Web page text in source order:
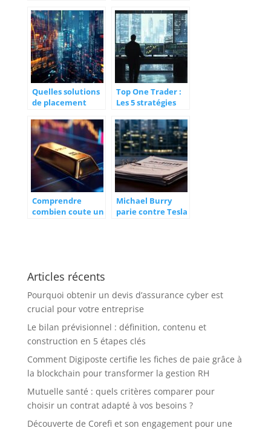
prendre ?
décentralisée : un
guide pour
débutants
Quelles solutions
de placement
?
Top One Trader :
Les 5 stratégies
traders d’élite
Comprendre
combien coute un
Michael Burry
parie contre Tesla
Articles récents
Pourquoi obtenir un devis d’assurance cyber est
crucial pour votre entreprise
Le bilan prévisionnel : définition, contenu et
construction en 5 étapes clés
Comment Digiposte certifie les fiches de paie grâce à
la blockchain pour transformer la gestion RH
Mutuelle santé : quels critères comparer pour
choisir un contrat adapté à vos besoins ?
Découverte de Corefi et son engagement pour une